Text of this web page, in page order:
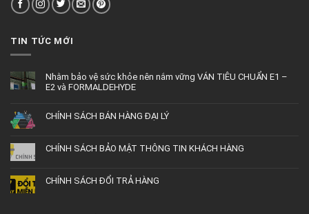
TIN TỨC MỚI
Nhằm bảo vệ sức khỏe nên nắm vững VÁN TIÊU CHUẨN E1 –
E2 và FORMALDEHYDE
CHÍNH SÁCH BÁN HÀNG ĐẠI LÝ
CHÍNH SÁCH BẢO MẬT THÔNG TIN KHÁCH HÀNG
CHÍNH SÁCH ĐỔI TRẢ HÀNG